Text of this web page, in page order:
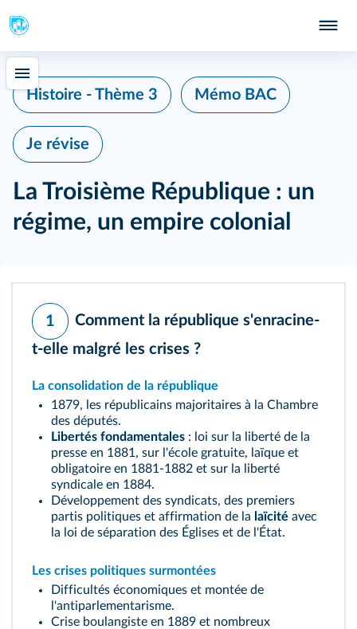
Histoire - Thème 3 Mémo BAC
Je révise
La Troisième République : un
régime, un empire colonial
1
Comment la république s'enracine-
t-elle malgré les crises ?
La consolidation de la république
1879, les républicains majoritaires à la Chambre
des députés.
Libertés fondamentales : loi sur la liberté de la
presse en 1881, sur l'école gratuite, laïque et
obligatoire en 1881-1882 et sur la liberté
syndicale en 1884.
Développement des syndicats, des premiers
partis politiques et affirmation de la laïcité avec
la loi de séparation des Églises et de l'État.
Les crises politiques surmontées
Difficultés économiques et montée de
l'antiparlementarisme.
Crise boulangiste en 1889 et nombreux